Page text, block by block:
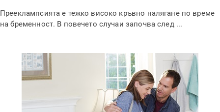
Прееклампсията е тежко високо кръвно налягане по време
на бременност. В повечето случаи започва след ...